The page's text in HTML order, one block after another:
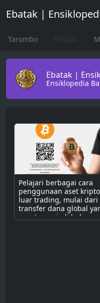
Ebatak |
Tarombo
Ebatak |
Ensiklopedia
Pelajari berbagai cara
penggunaan aset
luar trading, mulai dari
transfer dana global
cepat, menjadi bahan